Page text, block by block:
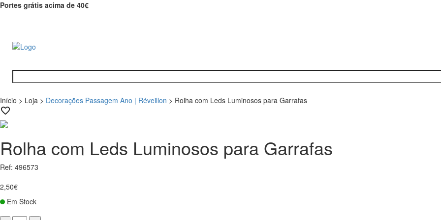
Portes grátis acima de 40€
Início > Loja > Decorações Passagem Ano | Réveillon > Rolha com Leds Luminosos para Garrafas
Rolha com Leds Luminosos para Garrafas
Ref: 496573
2,50€
Em Stock